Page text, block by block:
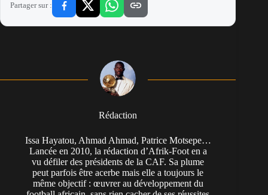
Partager sur :
Rédaction
Issa Hayatou, Ahmad Ahmad, Patrice Motsepe…
Lancée en 2010, la rédaction d’Afrik-Foot en a
vu défiler des présidents de la CAF. Sa plume
peut parfois être acerbe mais elle a toujours le
même objectif : œuvrer au développement du